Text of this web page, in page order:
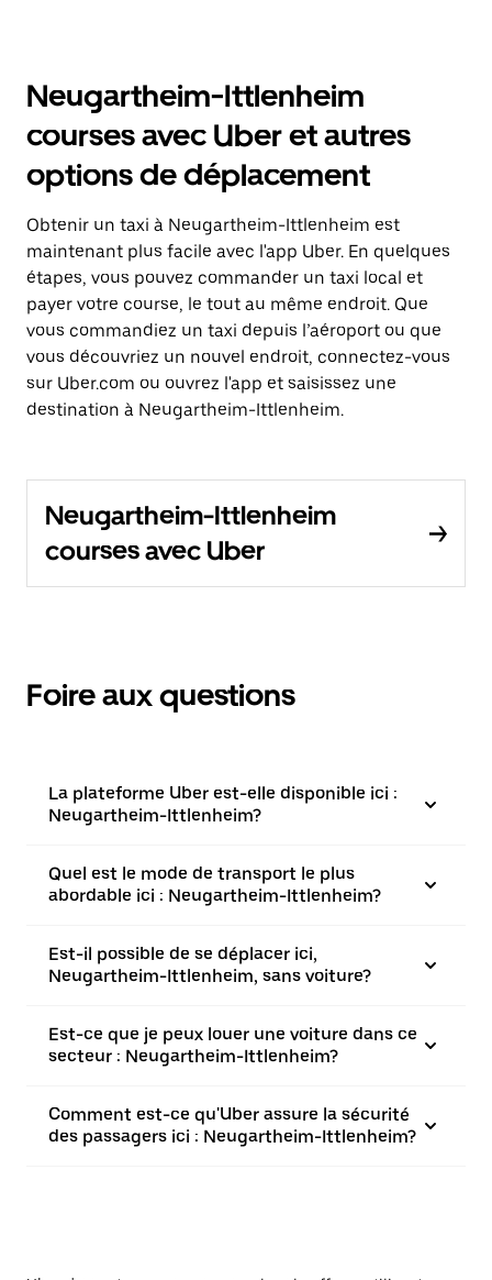
Neugartheim-Ittlenheim
courses avec Uber et autres
options de déplacement
Obtenir un taxi à Neugartheim-Ittlenheim est
maintenant plus facile avec l'app Uber. En quelques
étapes, vous pouvez commander un taxi local et
payer votre course, le tout au même endroit. Que
vous commandiez un taxi depuis l’aéroport ou que
vous découvriez un nouvel endroit, connectez-vous
sur Uber.com ou ouvrez l'app et saisissez une
destination à Neugartheim-Ittlenheim.
Neugartheim-Ittlenheim
courses avec Uber
Foire aux questions
La plateforme Uber est-elle disponible ici :
Neugartheim-Ittlenheim?
Quel est le mode de transport le plus
abordable ici : Neugartheim-Ittlenheim?
Est-il possible de se déplacer ici,
Neugartheim-Ittlenheim, sans voiture?
Est-ce que je peux louer une voiture dans ce
secteur : Neugartheim-Ittlenheim?
Comment est-ce qu'Uber assure la sécurité
des passagers ici : Neugartheim-Ittlenheim?